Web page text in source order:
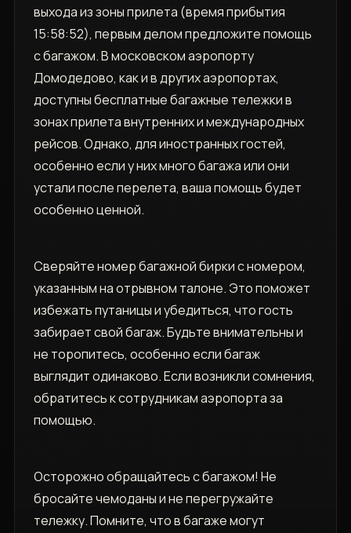
выхода из зоны прилета (время прибытия
15:58:52), первым делом предложите помощь
с багажом. В московском аэропорту
Домодедово, как и в других аэропортах,
доступны бесплатные багажные тележки в
зонах прилета внутренних и международных
рейсов. Однако, для иностранных гостей,
особенно если у них много багажа или они
устали после перелета, ваша помощь будет
особенно ценной.
Сверяйте номер багажной бирки с номером,
указанным на отрывном талоне. Это поможет
избежать путаницы и убедиться, что гость
забирает свой багаж. Будьте внимательны и
не торопитесь, особенно если багаж
выглядит одинаково. Если возникли сомнения,
обратитесь к сотрудникам аэропорта за
помощью.
Осторожно обращайтесь с багажом! Не
бросайте чемоданы и не перегружайте
тележку. Помните, что в багаже могут